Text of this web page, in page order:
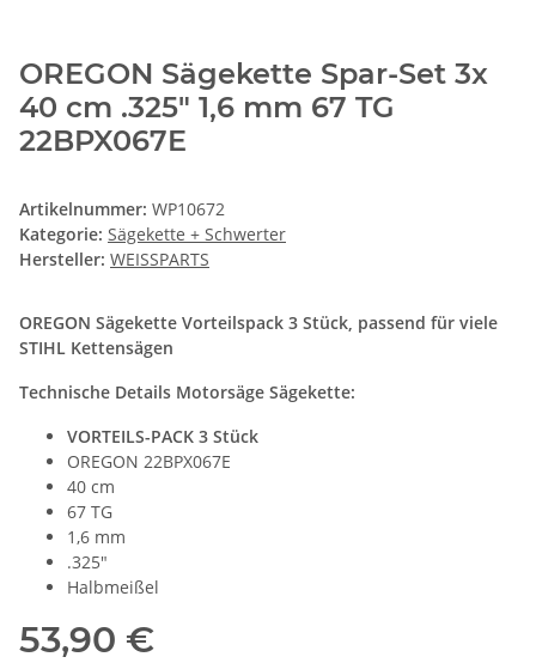
OREGON Sägekette Spar-Set 3x
40 cm .325" 1,6 mm 67 TG
22BPX067E
Artikelnummer: WP10672
Kategorie: Sägekette + Schwerter
Hersteller: WEISSPARTS
OREGON Sägekette Vorteilspack 3 Stück, passend für viele
STIHL Kettensägen
Technische Details Motorsäge Sägekette:
VORTEILS-PACK 3 Stück
OREGON 22BPX067E
40 cm
67 TG
1,6 mm
.325"
Halbmeißel
53,90 €